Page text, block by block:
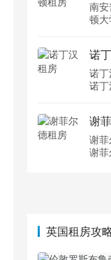
南
顿
诺
诺
诺丁
谢
谢菲
谢菲
英国租房攻